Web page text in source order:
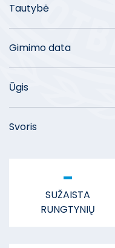
Tautybė
Gimimo data
Ūgis
Svoris
-
SUŽAISTA
RUNGTYNIŲ